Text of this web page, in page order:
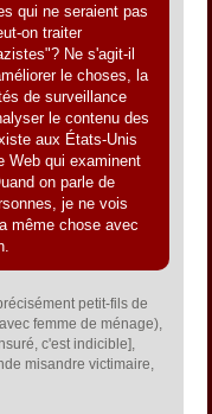
qui ne seraient pas
on traiter
Ne s'agit-il
le choses, la
de surveillance
le contenu des
aux États-Unis
Web qui examinent
on parle de
je ne vois
même chose avec
petit-fils de
femme de ménage),
c'est indicible],
misandre victimaire,